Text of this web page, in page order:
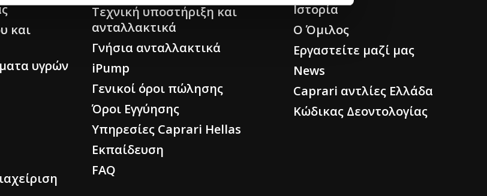
και
υγρών
Τεχνική υποστήριξη και
ανταλλακτικά
Γνήσια ανταλλακτικά
iPump
Γενικοί όροι πώλησης
Όροι Εγγύησης
Υπηρεσίες Caprari Hellas
Εκπαίδευση
FAQ
Ιστορία
Ο Όμιλος
Εργαστείτε μαζί μας
News
Caprari αντλίες Ελλάδα
Κώδικας Δεοντολογίας